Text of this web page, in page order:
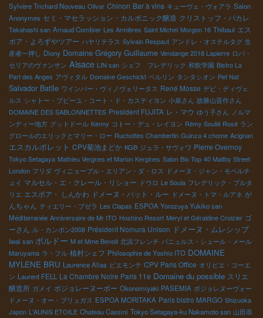
Sylvère Trichard Nouveau Olivar Chinon Bar à vins キューヴェ・ヴォアラ Salon
Anonymes セミ・マセラッション・カルボニック醸造 クリストッフ・パカレ
Takahashi san Arnaud Combier Les Armières Saint Michel Morgon 16 Thibaut エス
ポア・よろずやツアー ハヤリテラス Syivain Respaut アンドレ・オステルタグ 生
産者一押し Diony Domaine Grégory Guillaume Vendange 2018 Lapierre ロバ・
セリアのヴァンサン Alsace LIN san シェフ フレデリック 和飲学園 Bistro La
Part des Anges アヴィタル Domaine Geschickt ベルリン タンタシオン Pet Nat
Salvador Batlle ワインバー・ヴィノヴェリータス René Mosse デビ・ディヴェ
ルス シャトー・プピーユ・コート・ド・カスティヨン 小泉さん 故勝山晋作さん
DOMAINE DES SABLONNETTES President FUJITA レ・マウ ゆう子さん ノルマ
ンディー地方 グットドール Kenny コトー・デュ・レイヨン Rémy Soulié Rosé ラン
グロールのエリックとマリー・ロー Ruchottes Chambertin Guinza 4 chome Acignan
エスカルポレット CPV菊池まどか KGB ジュラ・サヴォワ Pierre Overnoy
Tokyo Setagaya Mathieu Vergnes et Marion Kergines Salon Bio Top 40 Maltby Street
London フリダ ヴィニョーブル・エリアン・ダ・ロス ドメーヌ・ジャン・モペルチ
ュイ マルセル・エ・クレール・リショー ドウロ Le Soula フレデリック・プルタ
リエ エスポア・ しんかわ ドメーヌ・パット・ルー ドメーヌ・トマ・ルアネ が
んちゃん ティエリー・プゼラ Les Clapas ESPOA Yorozuya Yukiko san
Méditerranée Anniversaire de Mr ITO Hoshino Resort Meryl et Géraldine Croizier ゴ
ーさん ル・カンボン2008 Président Nomura Unison ドメーヌ・ムレシップ
Iwai san ボルドー M et Mme Benoit 北浜フレンチ バニュルス・シュール・メール
Maruyama ラ・フル 植村シェフ Philosophie de Yoshio ITO DOMAINE
MYLENE BRU Laurence Alias ピエモンテ CPV Paris Office オリビエ・コーエ
ン Laurent FELL La Chambre Noire Paris 11e Domaine du possible スリエ
醸造所 ガメイ ボジョレーヌーボー Okonomiyaki PASEMIA ボジョレヌーヴォー
ドメーヌ・オー・ブリュガス ESPOA MORITAKA Paris bistro MARGO Shizuoka
Japon L'AUNIS ETOILE Chateau Cassini Tokyo Setagaya-ku Nakamoto san 山田恭